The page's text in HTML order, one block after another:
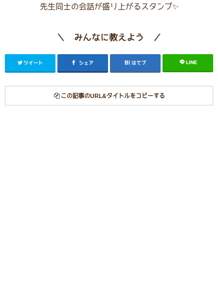
先生同士の会話が盛り上がるスタンプ✨
＼ みんなに教えよう ／
ツイート シェア はてブ LINE
この記事のURL&タイトルをコピーする